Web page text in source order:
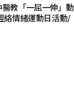
教「一屈一伸」動
絡情緒運動日活動/